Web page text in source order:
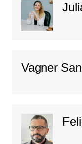
Vagner